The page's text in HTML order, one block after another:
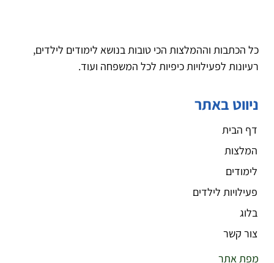
כל הכתבות וההמלצות הכי טובות בנושא לימודים לילדים,
רעיונות לפעילויות כיפיות לכל המשפחה ועוד.
ניווט באתר
דף הבית
המלצות
לימודים
פעילויות לילדים
בלוג
צור קשר
מפת אתר